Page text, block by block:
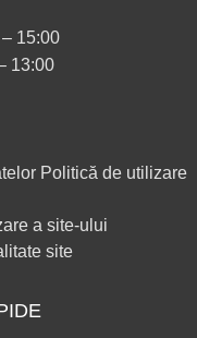
15:00
13:00
Politică de utilizare
a site-ului
site